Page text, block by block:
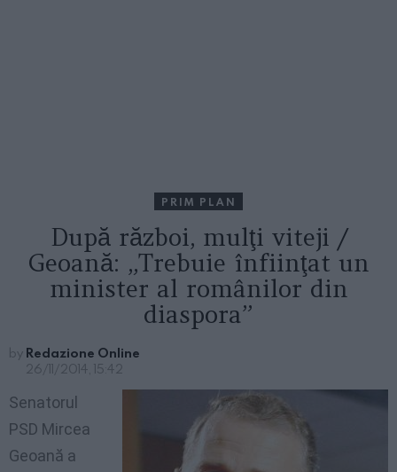
PRIM PLAN
După război, mulţi viteji /
Geoană: „Trebuie înfiinţat un
minister al românilor din
diaspora”
by Redazione Online
26/11/2014, 15:42
Senatorul
PSD Mircea
Geoană a